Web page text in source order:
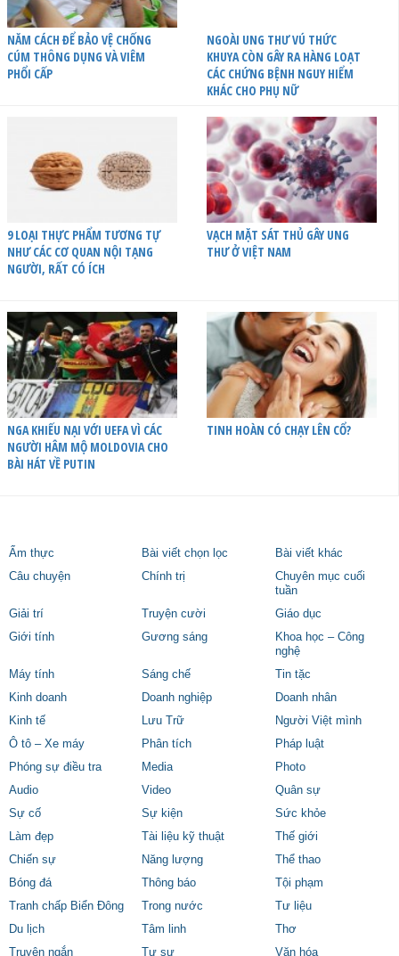
NĂM CÁCH ĐỂ BẢO VỆ CHỐNG
CÚM THÔNG DỤNG VÀ VIÊM
PHỔI CẤP
NGOÀI UNG THƯ VÚ THỨC
KHUYA CÒN GÂY RA HÀNG LOẠT
CÁC CHỨNG BỆNH NGUY HIỂM
KHÁC CHO PHỤ NỮ
9 LOẠI THỰC PHẨM TƯƠNG TỰ
NHƯ CÁC CƠ QUAN NỘI TẠNG
NGƯỜI, RẤT CÓ ÍCH
VẠCH MẶT SÁT THỦ GÂY UNG
THƯ Ở VIỆT NAM
NGA KHIẾU NẠI VỚI UEFA VÌ CÁC
NGƯỜI HÂM MỘ MOLDOVIA CHO
BÀI HÁT VỀ PUTIN
TINH HOÀN CÓ CHẠY LÊN CỔ?
Ẩm thực Bài viết chọn lọc
Bài viết khác
Câu chuyện
Chính trị
Chuyên mục cuối
tuần
Giải trí
Truyện cười
Giáo dục
Giới tính
Gương sáng
Khoa học – Công
nghệ
Máy tính
Sáng chế
Tin tặc
Kinh doanh
Doanh nghiệp
Doanh nhân
Kinh tế
Lưu Trữ
Người Việt mình
Ô tô – Xe máy
Phân tích
Pháp luật
Phóng sự điều tra
Media
Photo
Audio
Video
Quân sự
Sự cố
Sự kiện
Sức khỏe
Làm đẹp
Tài liệu kỹ thuật
Thế giới
Chiến sự
Năng lượng
Thể thao
Bóng đá
Thông báo
Tội phạm
Tranh chấp Biển Đông
Trong nước
Tư liệu
Du lịch
Tâm linh
Thơ
Truyện ngắn
Tự sự Văn hóa